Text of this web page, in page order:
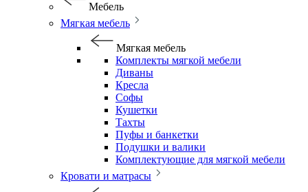
Мебель
Мягкая мебель
Мягкая мебель
Комплекты мягкой мебели
Диваны
Кресла
Софы
Кушетки
Тахты
Пуфы и банкетки
Подушки и валики
Комплектующие для мягкой мебели
Кровати и матрасы